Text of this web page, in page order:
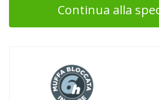
Continua alla